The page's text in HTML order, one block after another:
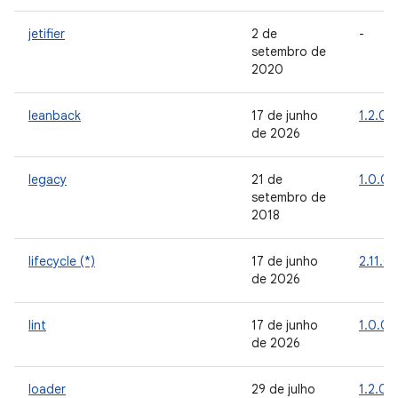
jetifier
2 de
setembro de
2020
-
leanback
17 de junho
de 2026
1.2.0
legacy
21 de
setembro de
2018
1.0.0
lifecycle (*)
17 de junho
de 2026
2.11.0
lint
17 de junho
de 2026
1.0.0
loader
29 de julho
1.2.0